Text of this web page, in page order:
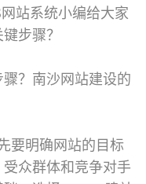
站系统小编给大家
步骤？
？ 南沙网站建设的
要明确网站的目标
众群体和竞争对手